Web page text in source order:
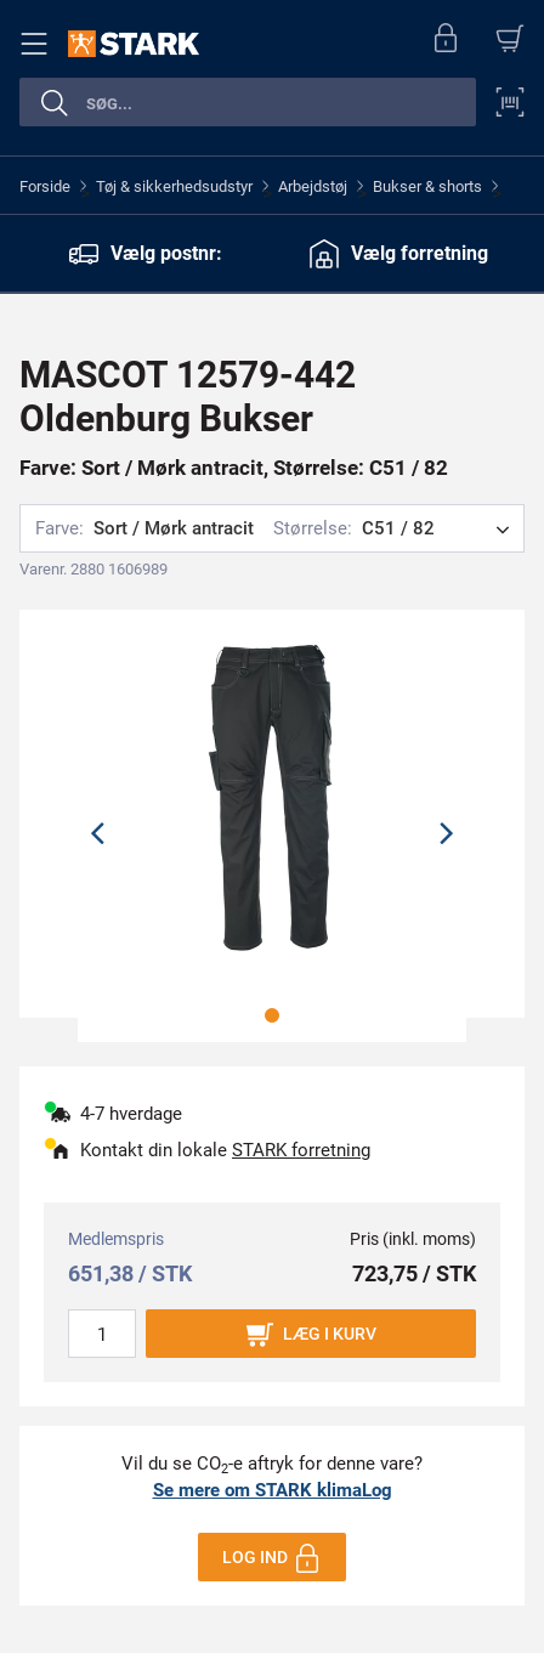
Forside > Tøj & sikkerhedsudstyr > Arbejdstøj > Bukser & shorts >
Vælg postnr: Vælg forretning
MASCOT 12579-442
Oldenburg Bukser
Farve: Sort / Mørk antracit, Størrelse: C51 / 82
Farve: Sort / Mørk antracit Størrelse: C51 / 82
Varenr. 2880 1606989
4-7 hverdage
Kontakt din lokale STARK forretning
Medlemspris
651,38 / STK
Pris (inkl. moms)
723,75 / STK
LÆG I KURV
Vil du se CO2-e aftryk for denne vare?
Se mere om STARK klimaLog
LOG IND